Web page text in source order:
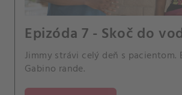
Epizóda 7 - Skoč do
Jimmy strávi celý deň s pacientom.
Gabino rande.